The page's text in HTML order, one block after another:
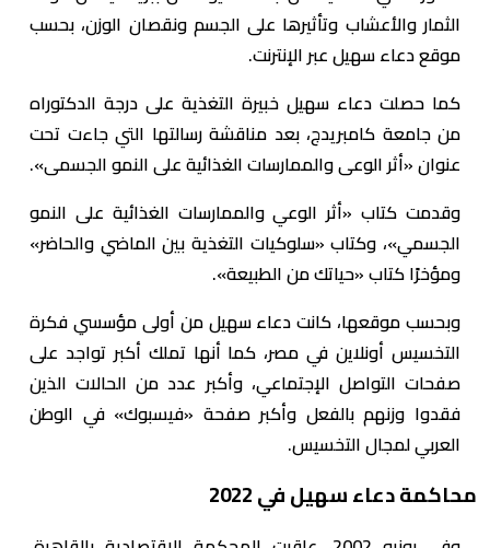
الثمار والأعشاب وتأثيرها على الجسم ونقصان الوزن، بحسب
موقع دعاء سهيل عبر الإنترنت.
كما حصلت دعاء سهيل خبيرة التغذية على درجة الدكتوراه
من جامعة كامبريدج، بعد مناقشة رسالتها التي جاءت تحت
عنوان «أثر الوعى والممارسات الغذائية على النمو الجسمى».
وقدمت كتاب «أثر الوعي والممارسات الغذائية على النمو
الجسمي»، وكتاب «سلوكيات التغذية بين الماضي والحاضر»
ومؤخرًا كتاب «حياتك من الطبيعة».
وبحسب موقعها، كانت دعاء سهيل من أولى مؤسسي فكرة
التخسيس أونلاين في مصر، كما أنها تملك أكبر تواجد على
صفحات التواصل الإجتماعي، وأكبر عدد من الحالات الذين
فقدوا وزنهم بالفعل وأكبر صفحة «فيسبوك» في الوطن
العربي لمجال التخسيس.
محاكمة دعاء سهيل في 2022